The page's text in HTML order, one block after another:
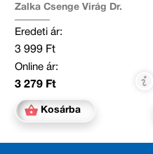
Zalka Csenge Virág Dr.
Eredeti ár:
3 999 Ft
Online ár:
3 279 Ft
Kosárba